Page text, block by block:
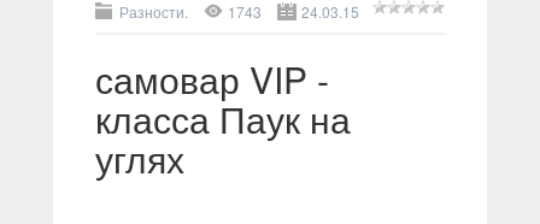
Разности. 1743 24.03.15
самовар VIP -
класса Паук на
углях